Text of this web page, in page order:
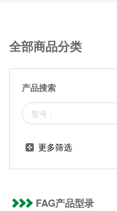
全部商品分类
产品搜索
更多筛选
FAG产品型录